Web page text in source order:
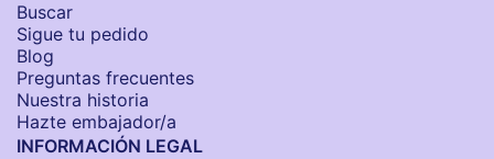
Buscar
Sigue tu pedido
Blog
Preguntas frecuentes
Nuestra historia
Hazte embajador/a
INFORMACIÓN LEGAL